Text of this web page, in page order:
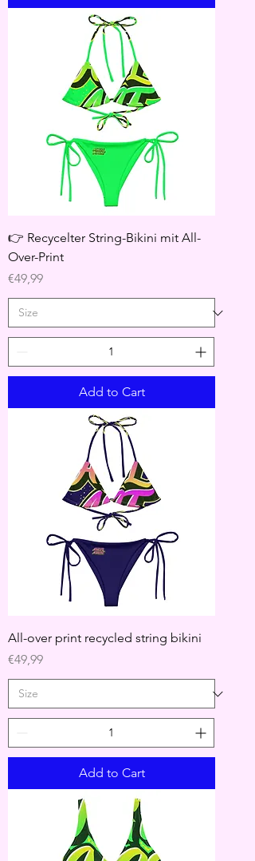
👉 Recycelter String-Bikini mit All-
Over-Print
Price
€49,99
Add to Cart
All-over print recycled string bikini
Price
€49,99
Add to Cart